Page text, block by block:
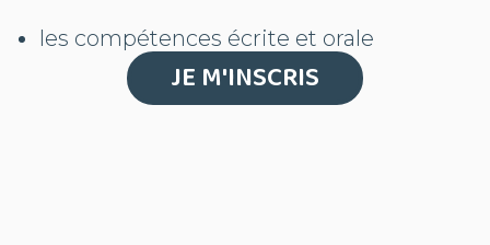
les compétences écrite et orale
JE M'INSCRIS